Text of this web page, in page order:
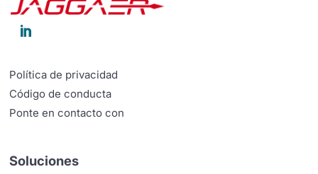

Política de privacidad
Código de conducta
Ponte en contacto con
Soluciones